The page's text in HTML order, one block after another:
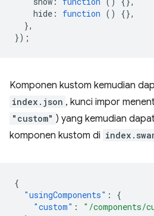
hide : function ()
{},
},
});
Komponen kustom kemudian
index.json , kunci impor
"custom" ) yang kemudian
komponen kustom di
{
"usingComponents" :
{
"custom" :
"/components/